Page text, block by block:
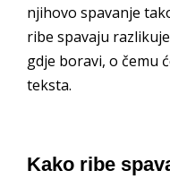
njihovo spavanje
ribe spavaju
gdje boravi, o čemu
teksta.
Kako ribe